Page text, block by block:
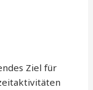
Ziel für